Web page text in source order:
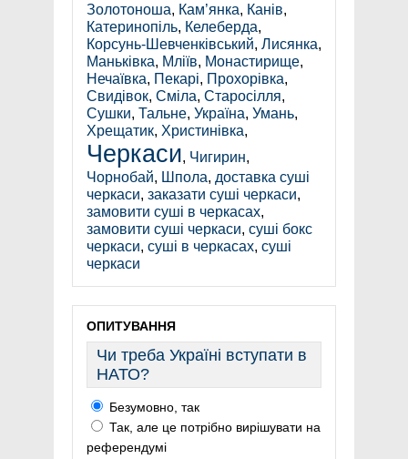
Золотоноша, Кам’янка, Канів,
Катеринопіль, Келеберда,
Корсунь-Шевченківський, Лисянка,
Маньківка, Мліїв, Монастирище,
Нечаївка, Пекарі, Прохорівка,
Свидівок, Сміла, Старосілля,
Сушки, Тальне, Україна, Умань,
Хрещатик, Христинівка,
Черкаси, Чигирин,
Чорнобай, Шпола, доставка суші
черкаси, заказати суші черкаси,
замовити суші в черкасах,
замовити суші черкаси, суші бокс
черкаси, суші в черкасах, суші
черкаси
ОПИТУВАННЯ
Чи треба Україні вступати в
НАТО?
Безумовно, так
Так, але це потрібно вирішувати на
референдумі